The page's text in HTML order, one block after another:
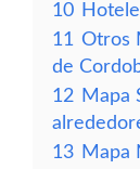
10
11 Otros
de
12 Mapa
13 Mapa